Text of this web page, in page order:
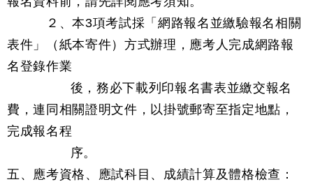
２、本3項考試採「網路報名並繳驗報名相關
表件」（紙本寄件）方式辦理，應考人完成網路報
名登錄作業
後，務必下載列印報名書表並繳交報名
費，連同相關證明文件，以掛號郵寄至指定地點，
完成報名程
序。
五、應考資格、應試科目、成績計算及體格檢查：